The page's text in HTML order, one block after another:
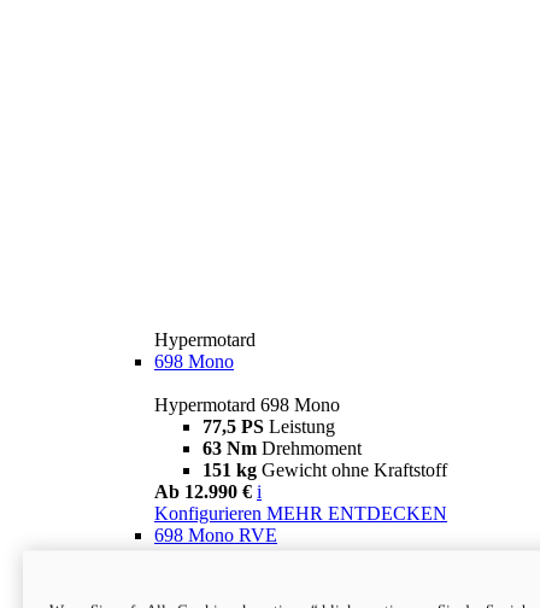
Hypermotard
698 Mono
Hypermotard 698 Mono
77,5 PS Leistung
63 Nm Drehmoment
151 kg Gewicht ohne Kraftstoff
Ab 12.990 € i
Konfigurieren MEHR ENTDECKEN
698 Mono RVE
77,5 PS
Leistung